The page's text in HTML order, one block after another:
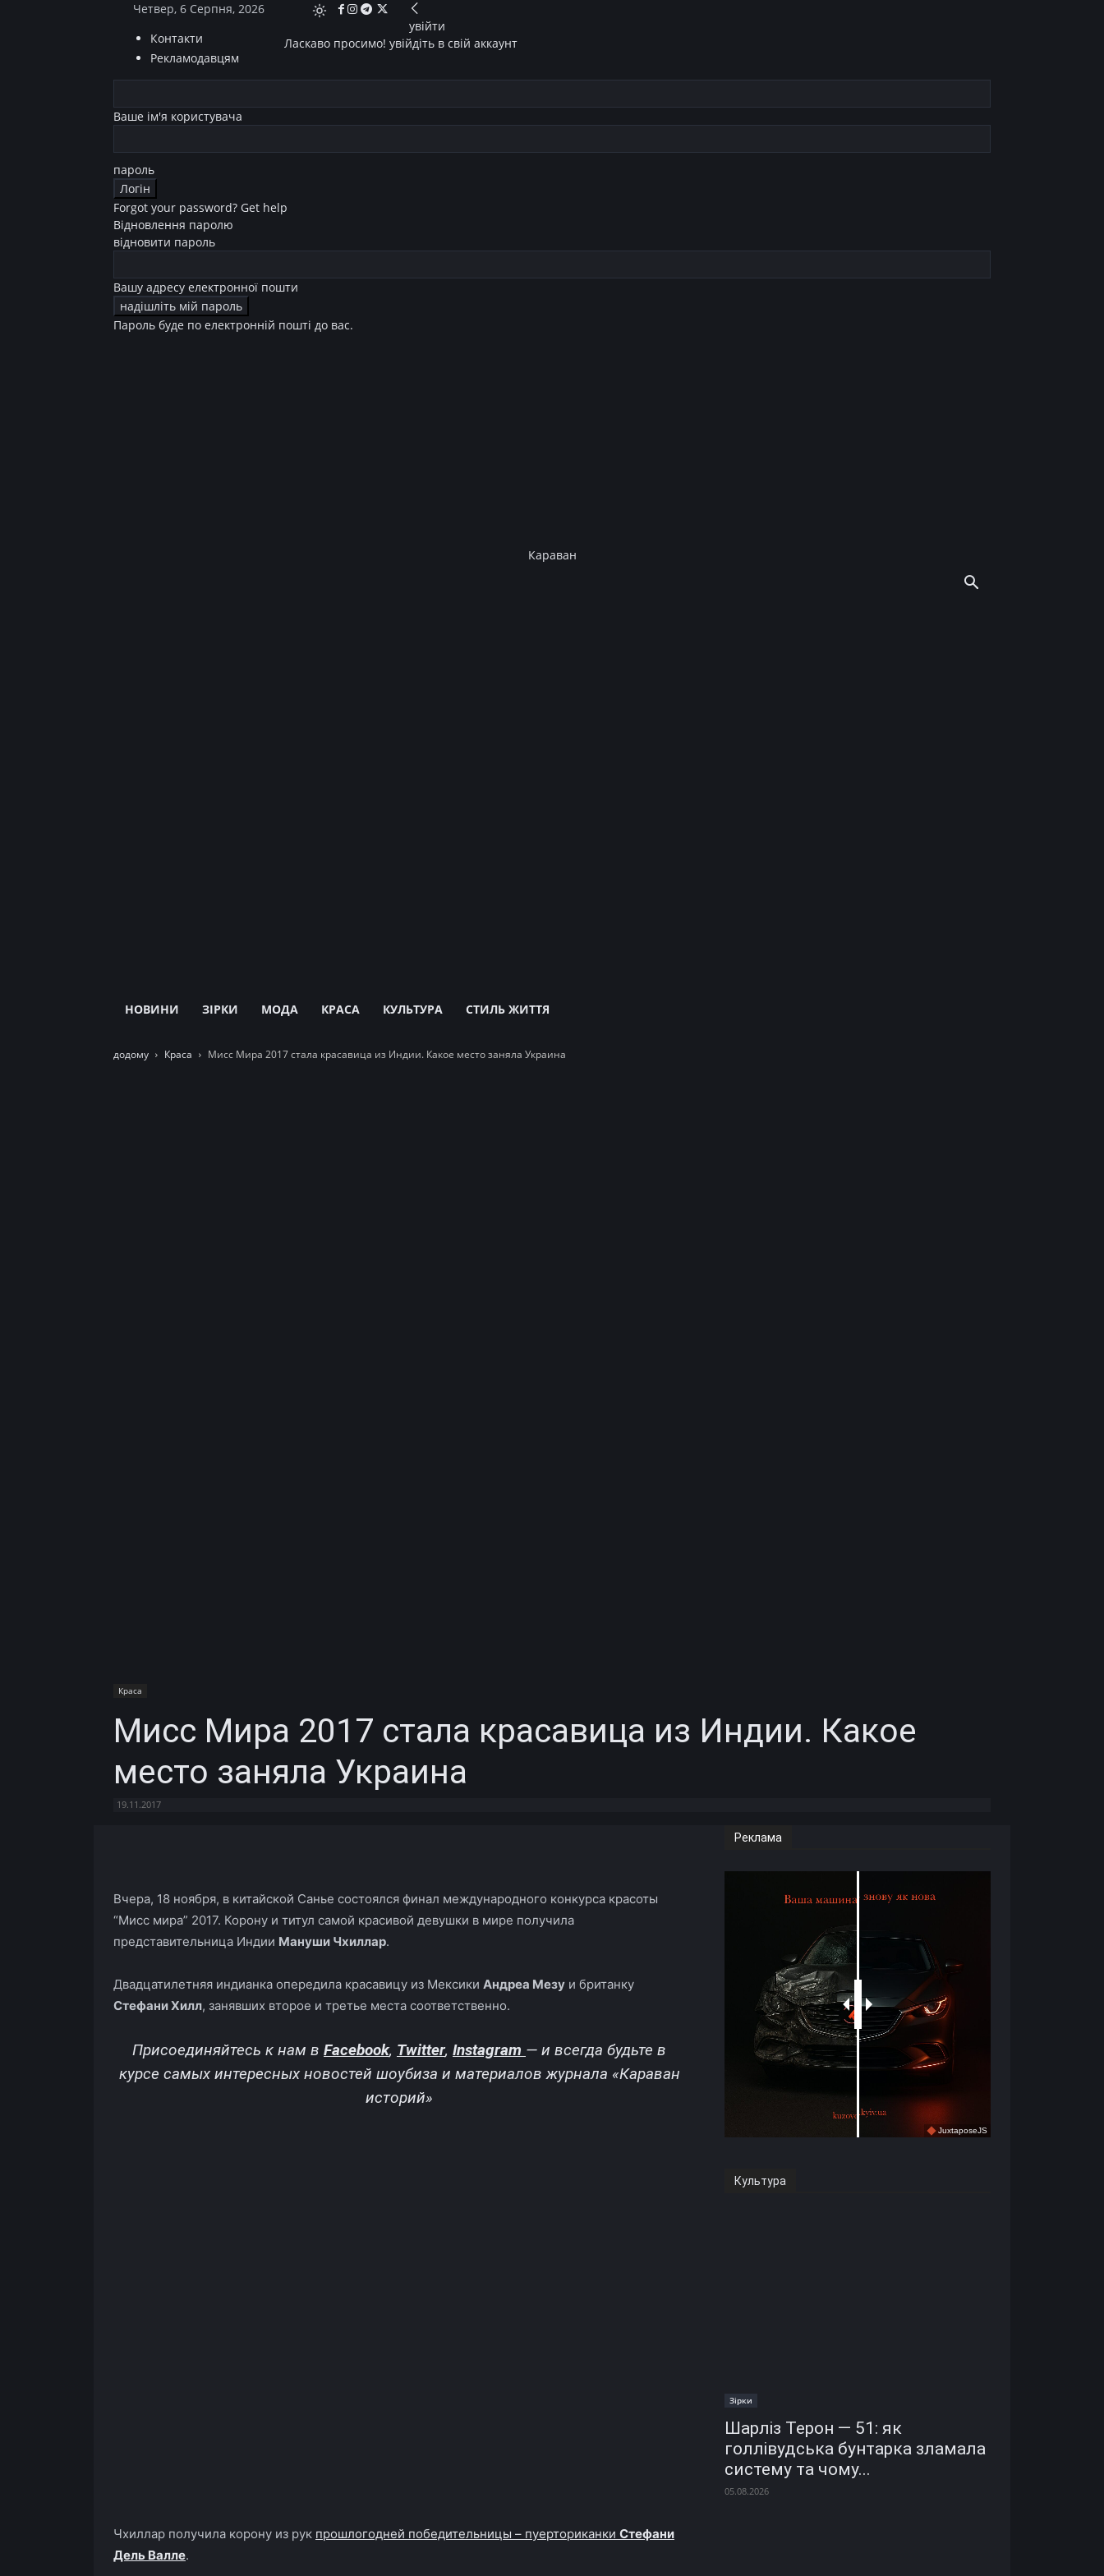
Четвер, 6 Серпня, 2026
Контакти
Рекламодавцям
увійти
Ласкаво просимо! увійдіть в свій аккаунт
Ваше ім'я користувача
пароль
Forgot your password? Get help
Відновлення паролю
відновити пароль
Вашу адресу електронної пошти
Пароль буде по електронній пошті до вас.
Караван
НОВИНИ ЗІРКИ МОДА КРАСА КУЛЬТУРА СТИЛЬ ЖИТТЯ
додому Краса Мисс Мира 2017 стала красавица из Индии. Какое место заняла Украина
Краса
Мисс Мира 2017 стала красавица из Индии. Какое
место заняла Украина
19.11.2017
Вчера, 18 ноября, в китайской Санье состоялся финал международного конкурса красоты
“Мисс мира” 2017. Корону и титул самой красивой девушки в мире получила
представительница Индии Мануши Чхиллар.
Двадцатилетняя индианка опередила красавицу из Мексики Андреа Мезу и британку
Стефани Хилл, занявших второе и третье места соответственно.
Присоединяйтесь к нам в Facebook, Twitter, Instagram — и всегда будьте в
курсе самых интересных новостей шоубиза и материалов журнала «Караван
историй»
Чхиллар получила корону из рук прошлогодней победительницы – пуерториканки Стефани
Дель Валле.
Реклама
Культура
Зірки
Шарліз Терон — 51: як
голлівудська бунтарка зламала
систему та чому...
05.08.2026